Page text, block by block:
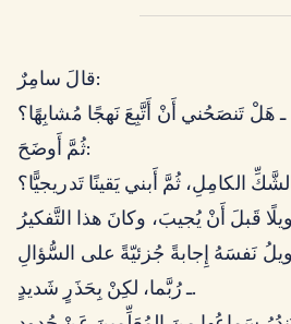
قالَ سامِرٌ:
ـ هَلْ تَنصَحُني أَنْ أَتَّبِعَ نَهجًا مُشابِهًا؟
ثُمَّ أَوضَحَ:
الكامِلِ، ثُمَّ أَبني يَقينًا تَدريجيًّا؟
قَبلَ أَنْ يُجيبَ، وكانَ هذا التَّفكيرُ
ـ رُبَّما، لكِنْ بِحَذَرٍ شَديدٍ.